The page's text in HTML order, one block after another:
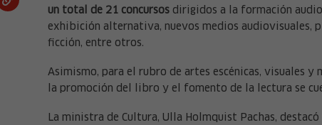
un total de 21 concursos dirigidos a la formación
exhibición alternativa, nuevos medios audiovisuales,
ficción, entre otros.
Asimismo, para el rubro de artes escénicas, visuales
la promoción del libro y el fomento de la lectura se
La ministra de Cultura, Ulla Holmquist Pachas,